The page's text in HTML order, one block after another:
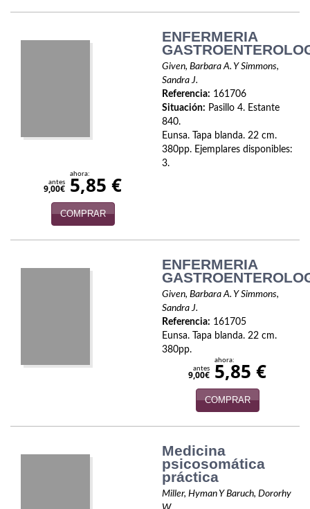
Naturaleza
Novela Extranjera
ENFERMERIA
Given, Barbara A. Y Simmons,
Sandra J.
Referencia: 161706
Situación: Pasillo 4. Estante
840.
Eunsa. Tapa blanda. 22 cm.
380pp. Ejemplares disponibles:
3.
antes
9,00€
ahora:
5,85 €
COMPRAR
ENFERMERIA
Given, Barbara A. Y Simmons,
Sandra J.
Referencia: 161705
Eunsa. Tapa blanda. 22 cm.
380pp.
antes
9,00€
ahora:
5,85 €
COMPRAR
Medicina
psicosomática
práctica
Miller, Hyman Y Baruch, Dororhy